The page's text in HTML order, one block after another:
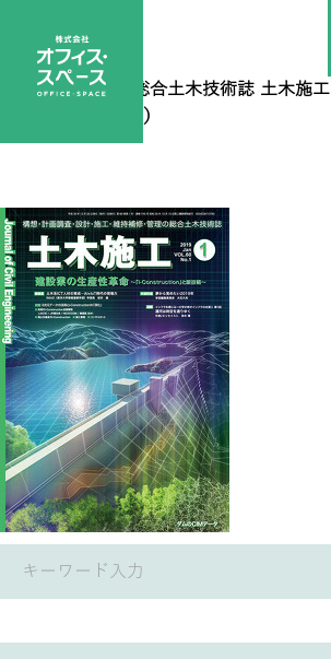
2019１月号|
総合土木技術誌 土木施工
2019年1月号(完売）